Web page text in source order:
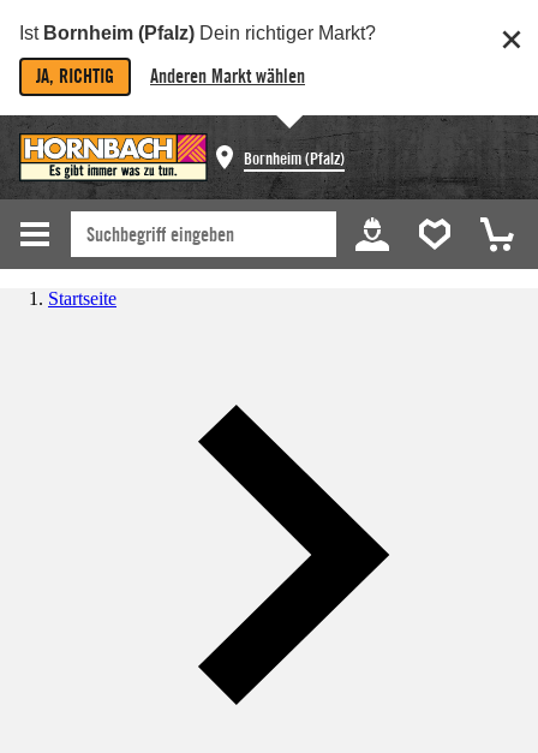
Ist Bornheim (Pfalz) Dein richtiger Markt?
JA, RICHTIG Anderen Markt wählen
Bornheim (Pfalz)
Startseite